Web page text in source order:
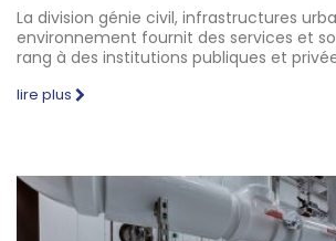
La division génie civil, infrastructures
environnement fournit des services et
rang à des institutions publiques et
lire plus